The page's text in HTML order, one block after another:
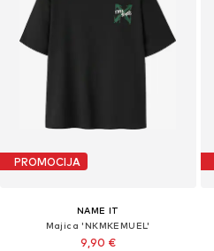
PROMOCIJA
NAME IT
Majica 'NKMKEMUEL'
9,90 €